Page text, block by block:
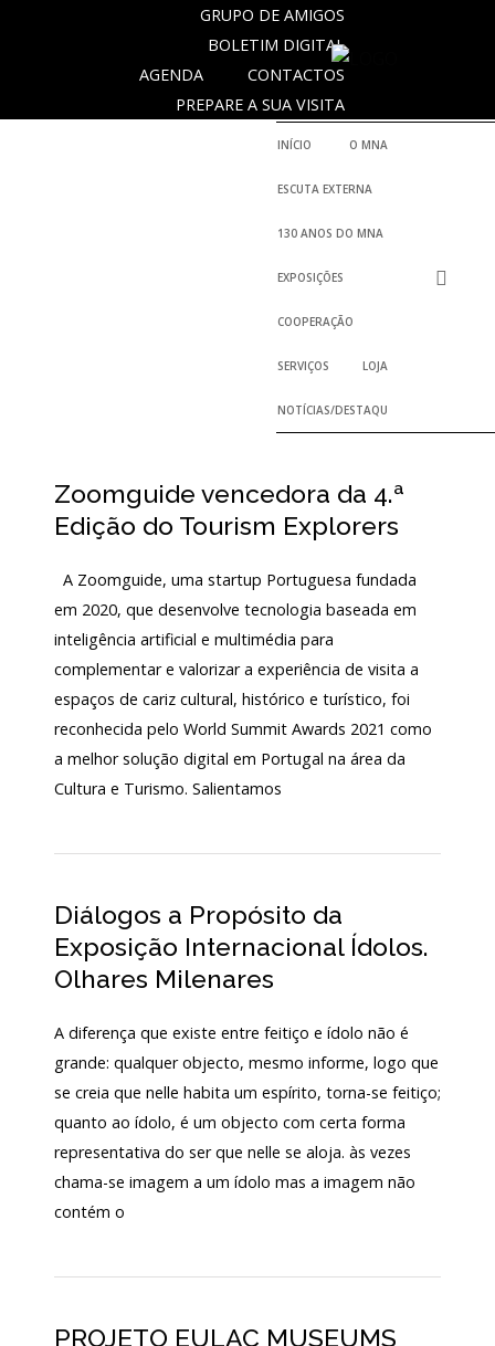
O
Acordos
e
colaboração
Público
e
voluntariado
Login
ESCUTA
EXTERNA
ANOS
MNA
Exposições
Cooperação
Serviços
GRUPO DE AMIGOS
BOLETIM DIGITAL
CONTACTOS
AGENDA
PREPARE A SUA VISITA
INÍCIO O MNA
ESCUTA EXTERNA
130 ANOS DO MNA
EXPOSIÇÕES
COOPERAÇÃO
SERVIÇOS LOJA
NOTÍCIAS/DESTAQUES
Zoomguide vencedora da 4.ª
Edição do Tourism Explorers
A Zoomguide, uma startup Portuguesa fundada
em 2020, que desenvolve tecnologia baseada em
inteligência artificial e multimédia para
complementar e valorizar a experiência de visita a
espaços de cariz cultural, histórico e turístico, foi
reconhecida pelo World Summit Awards 2021 como
a melhor solução digital em Portugal na área da
Cultura e Turismo. Salientamos
Diálogos a Propósito da
Exposição Internacional Ídolos.
Olhares Milenares
A diferença que existe entre feitiço e ídolo não é
grande: qualquer objecto, mesmo informe, logo que
se creia que nelle habita um espírito, torna-se feitiço;
quanto ao ídolo, é um objecto com certa forma
representativa do ser que nelle se aloja. às vezes
chama-se imagem a um ídolo mas a imagem não
contém o
PROJETO EULAC MUSEUMS